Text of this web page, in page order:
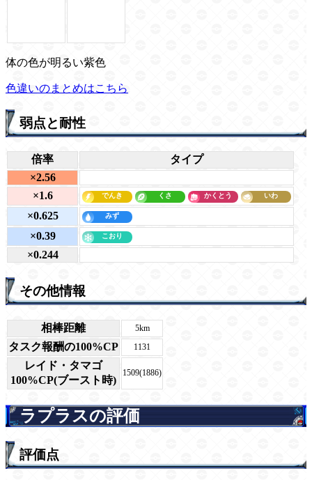
体の色が明るい紫色
色違いのまとめはこちら
弱点と耐性
倍率
タイプ
×2.56
×1.6
×0.625
×0.39
×0.244
その他情報
相棒距離 5km
タスク報酬の100%CP 1131
レイド・タマゴ
100%CP(ブースト時)
1509(1886)
ラプラスの評価
評価点